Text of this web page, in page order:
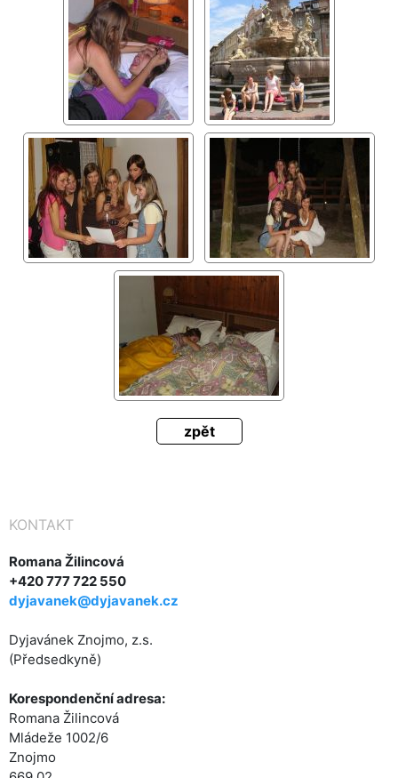
zpět
KONTAKT
Romana Žilincová
+420 777 722 550
dyjavanek@dyjavanek.cz
Dyjavánek Znojmo, z.s.
(Předsedkyně)
Korespondenční adresa:
Romana Žilincová
Mládeže 1002/6
Znojmo